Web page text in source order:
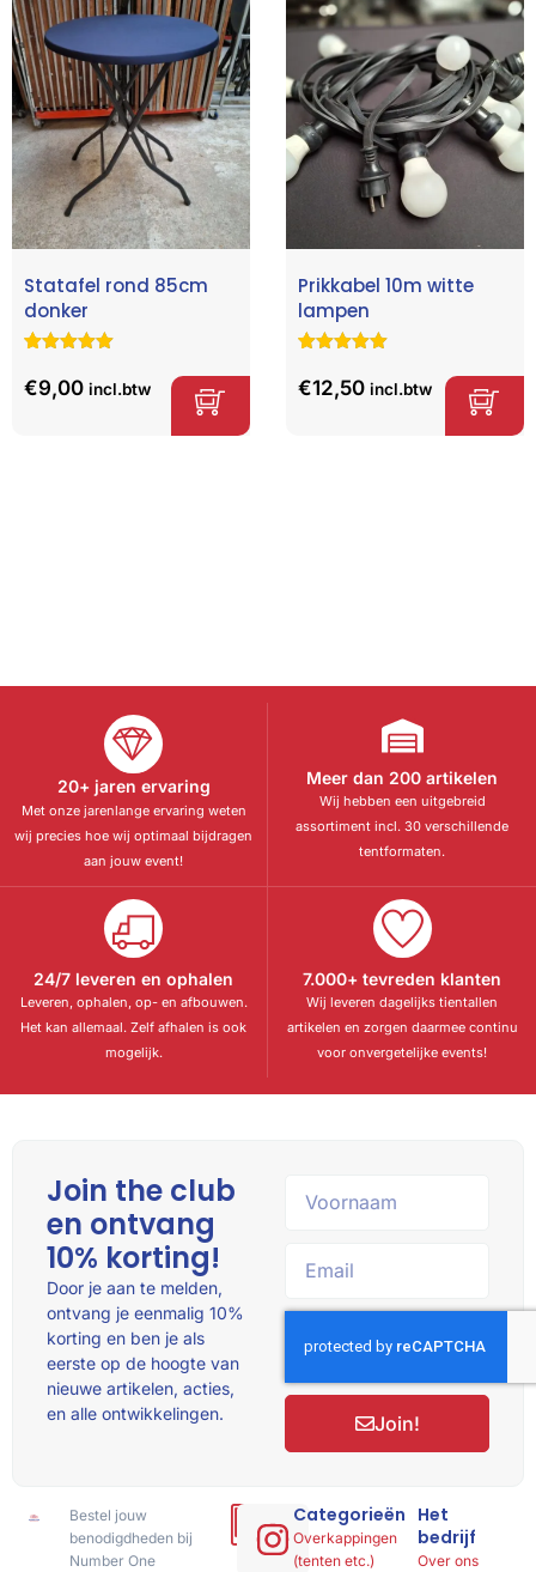
Statafel rond 85cm
donker
5.00 op 5
gebaseerd
€9,00 incl.btw
Prikkabel 10m witte
lampen
5.00op 5
gebaseerd
€12,50 incl.btw
20+ jaren ervaring
Met onze jarenlange ervaring weten
wij precies hoe wij optimaal bijdragen
aan jouw event!
Meer dan 200 artikelen
Wij hebben een uitgebreid
assortiment incl. 30 verschillende
tentformaten.
24/7 leveren en ophalen
Leveren, ophalen, op- en afbouwen.
Het kan allemaal. Zelf afhalen is ook
mogelijk.
7.000+ tevreden klanten
Wij leveren dagelijks tientallen
artikelen en zorgen daarmee continu
voor onvergetelijke events!
Bestel jouw
benodigdheden bij
Number One
Hulp
of
advies
Categorieën
Overkappingen
(tenten etc.)
Het
bedrijf
Over ons
Join the club
en ontvang
10% korting!
Door je aan te melden,
ontvang je eenmalig 10%
korting en ben je als
eerste op de hoogte van
nieuwe artikelen, acties,
en alle ontwikkelingen.
Join!